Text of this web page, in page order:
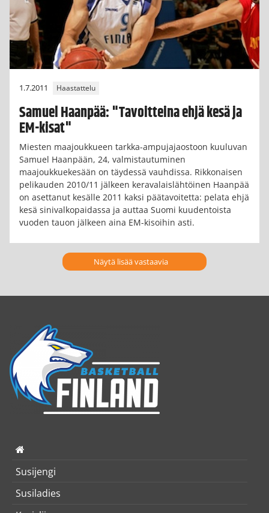
1.7.2011 Haastattelu
Samuel Haanpää: "Tavoitteina ehjä kesä ja
EM-kisat"
Miesten maajoukkueen tarkka-ampujajaostoon kuuluvan
Samuel Haanpään, 24, valmistautuminen
maajoukkuekesään on täydessä vauhdissa. Rikkonaisen
pelikauden 2010/11 jälkeen keravalaislähtöinen Haanpää
on asettanut kesälle 2011 kaksi päätavoitetta: pelata ehjä
kesä sinivalkopaidassa ja auttaa Suomi kuudentoista
vuoden tauon jälkeen aina EM-kisoihin asti.
Näytä lisää vastaavia
Susijengi
Susiladies